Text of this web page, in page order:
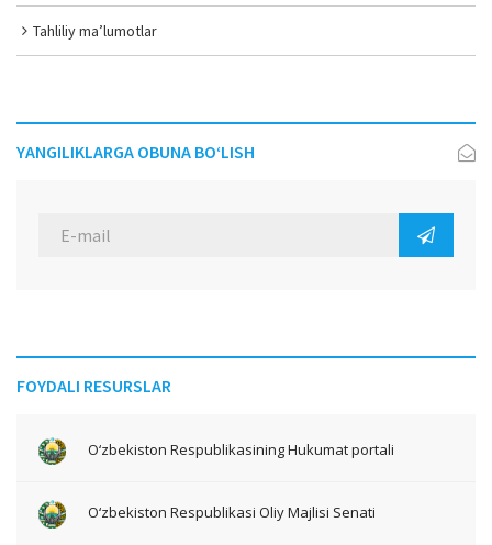
Tahliliy ma’lumotlar
YANGILIKLARGA OBUNA BO‘LISH
FOYDALI RESURSLAR
O‘zbekiston Respublikasining Hukumat portali
O‘zbekiston Respublikasi Oliy Majlisi Senati